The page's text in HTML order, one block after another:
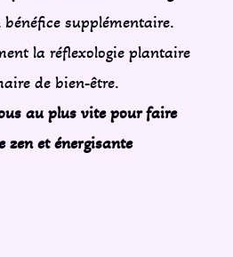
supplémentaire.
la réflexologie plantaire
de bien-être.
au plus vite pour faire
zen et énergisante